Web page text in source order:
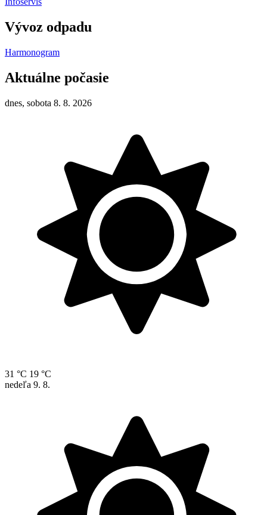
Vývoz odpadu
Harmonogram
Aktuálne počasie
dnes, sobota 8. 8. 2026
31 °C 19 °C
nedeľa 9. 8.